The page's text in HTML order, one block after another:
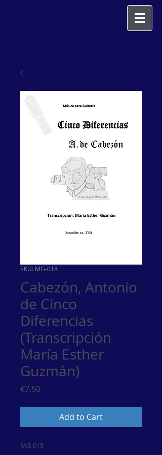
SKU: MG-018
Cabezón, Antonio
de Cinco
Diferencias
(Transcripción
María Esther
Guzmán)
€7.50
Add to Cart
MG-018